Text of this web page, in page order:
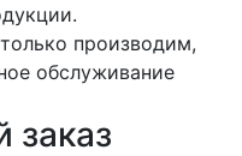
производим,
обслуживание
заказ